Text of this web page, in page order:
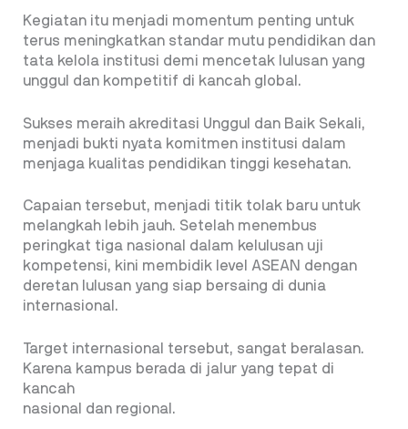
Kegiatan itu menjadi momentum penting untuk
terus meningkatkan standar mutu pendidikan dan
tata kelola institusi demi mencetak lulusan yang
unggul dan kompetitif di kancah global.
Sukses meraih akreditasi Unggul dan Baik Sekali,
menjadi bukti nyata komitmen institusi dalam
menjaga kualitas pendidikan tinggi kesehatan.
Capaian tersebut, menjadi titik tolak baru untuk
melangkah lebih jauh. Setelah menembus
peringkat tiga nasional dalam kelulusan uji
kompetensi, kini membidik level ASEAN dengan
deretan lulusan yang siap bersaing di dunia
internasional.
Target internasional tersebut, sangat beralasan.
Karena kampus berada di jalur yang tepat di
kancah
nasional dan regional.